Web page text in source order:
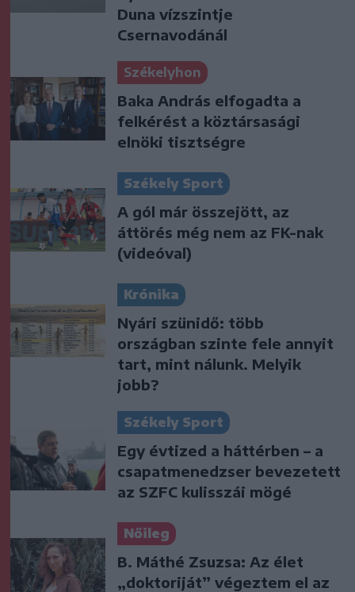
Duna vízszintje
Csernavodánál
Székelyhon
Baka András elfogadta a
felkérést a köztársasági
elnöki tisztségre
Székely Sport
A gól már összejött, az
áttörés még nem az FK-nak
(videóval)
Krónika
Nyári szünidő: több
országban szinte fele annyit
tart, mint nálunk. Melyik
jobb?
Székely Sport
Egy évtized a háttérben – a
csapatmenedzser bevezetett
az SZFC kulisszái mögé
Nőileg
B. Máthé Zsuzsa: Az élet
„doktoriját” végeztem el az